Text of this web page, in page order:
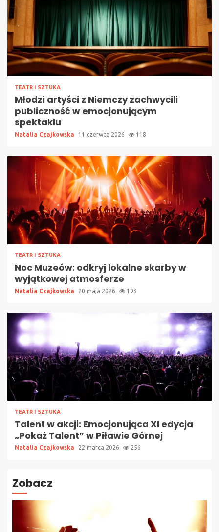
TEATR I SZTUKA
Młodzi artyści z Niemczy zachwycili
publiczność w emocjonującym
spektaklu
Natalia Czajkowska 11 czerwca 2026 118
TEATR I SZTUKA
Noc Muzeów: odkryj lokalne skarby w
wyjątkowej atmosferze
Natalia Czajkowska 20 maja 2026 193
TEATR I SZTUKA
Talent w akcji: Emocjonująca XI edycja
„Pokaż Talent” w Piławie Górnej
Natalia Czajkowska 22 marca 2026 256
Zobacz